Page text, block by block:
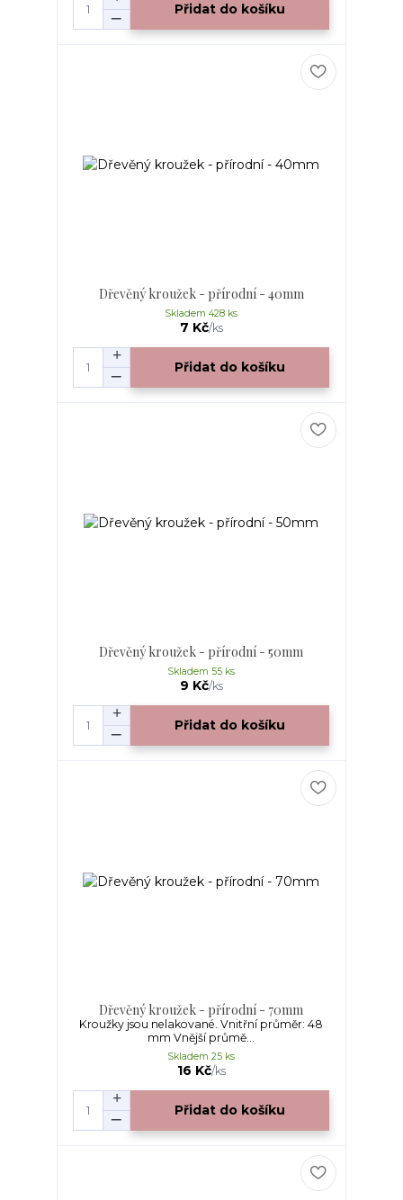
Přidat do košíku
Dřevěný kroužek - přírodní - 40mm
7 Kč/ks
Skladem 428 ks
Přidat do košíku
Dřevěný kroužek - přírodní - 50mm
9 Kč/ks
Skladem 55 ks
Přidat do košíku
Dřevěný kroužek - přírodní - 70mm
Kroužky jsou nelakované. Vnitřní průměr: 48
mm Vnější průmě...
16 Kč/ks
Skladem 25 ks
Přidat do košíku